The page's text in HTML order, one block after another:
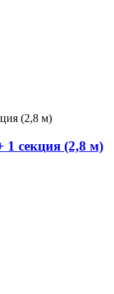
секция (2,8 м)